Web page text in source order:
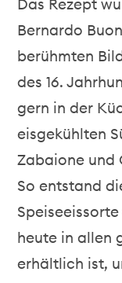
Das Rezept
Bernardo
berühmten
des 16.
gern in der
eisgekühlten
Zabaione und
So entstand
heute in allen
erhältlich ist,